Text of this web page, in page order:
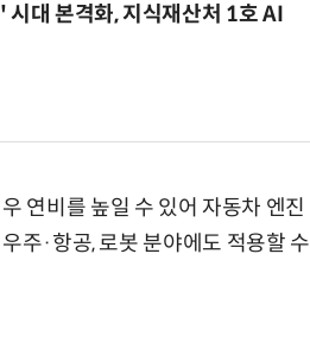
대 본격화, 지식재산처 1호 AI
연비를 높일 수 있어 자동차 엔진
주·항공, 로봇 분야에도 적용할 수